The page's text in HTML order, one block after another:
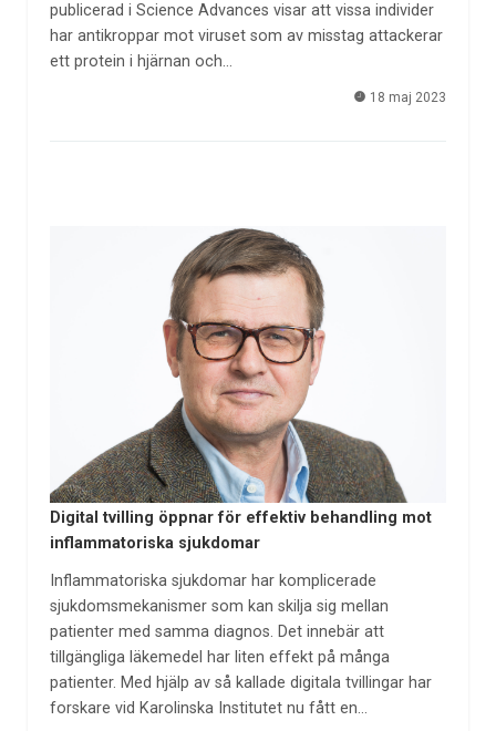
publicerad i Science Advances visar att vissa individer
har antikroppar mot viruset som av misstag attackerar
ett protein i hjärnan och…
18 maj 2023
Digital tvilling öppnar för effektiv behandling mot
inflammatoriska sjukdomar
Inflammatoriska sjukdomar har komplicerade
sjukdomsmekanismer som kan skilja sig mellan
patienter med samma diagnos. Det innebär att
tillgängliga läkemedel har liten effekt på många
patienter. Med hjälp av så kallade digitala tvillingar har
forskare vid Karolinska Institutet nu fått en…